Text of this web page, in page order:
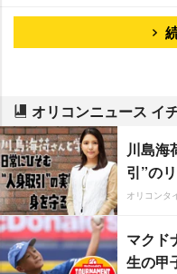
オリコンニュース イ
川島海
引”の
オリコンタ
マクド
生の甲